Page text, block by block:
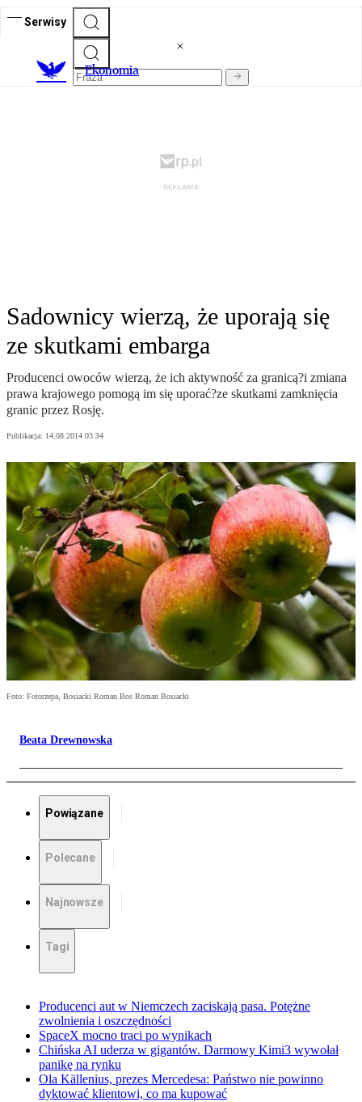
Serwisy
Ekonomia
Sadownicy wierzą, że uporają się
ze skutkami embarga
Producenci owoców wierzą, że ich aktywność za granicą?i zmiana
prawa krajowego pomogą im się uporać?ze skutkami zamknięcia
granic przez Rosję.
Publikacja: 14.08.2014 03:34
Foto: Fotorzepa, Bosiacki Roman Bos Roman Bosiacki
Beata Drewnowska
Powiązane
Polecane
Najnowsze
Tagi
Producenci aut w Niemczech zaciskają pasa. Potężne
zwolnienia i oszczędności
SpaceX mocno traci po wynikach
Chińska AI uderza w gigantów. Darmowy Kimi3 wywołał
panikę na rynku
Ola Källenius, prezes Mercedesa: Państwo nie powinno
dyktować klientowi, co ma kupować